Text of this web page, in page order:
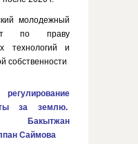
молодежный
по праву
технологий и
собственности
за землю.
Бакытжан
Саймова